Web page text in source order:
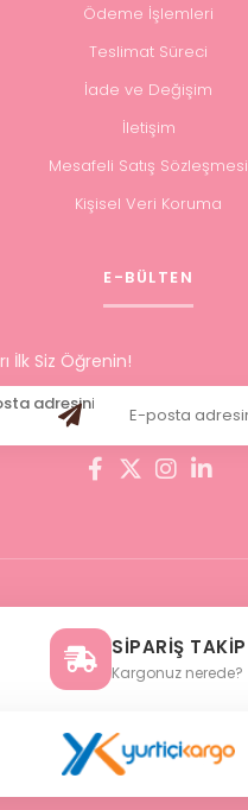
Ödeme İşlemleri
Teslimat Süreci
İade ve Değişim
İletişim
Mesafeli Satış Sözleşmesi
Kişisel Veri Koruma
E-BÜLTEN
İlk Siz Öğrenin!
SİPARİŞ TAKİP
Kargonuz nerede?